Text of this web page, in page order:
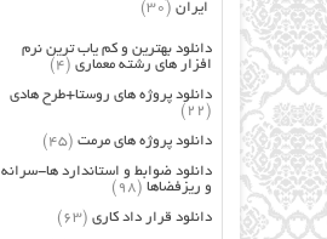
ایران (30)
دانلود بهترین و کم یاب ترین نرم
افزار های رشته معماری (4)
دانلود پروژه های روستا+طرح هادی
(22)
دانلود پروژه های مرمت (45)
دانلود ضوابط و استاندارد ها-سرانه
و ریزفضاها (98)
دانلود قرار داد کاری (63)